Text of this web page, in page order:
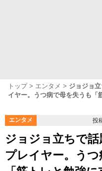
トップ エンタメ
ジョジョ
イヤー。うつ病で母を失うも「
エンタメ 投
ジョジョ立ちで
プレイヤー。う